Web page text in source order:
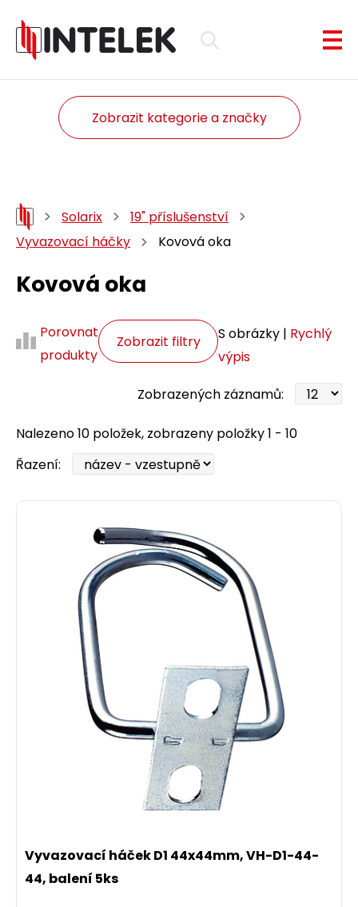
Zobrazit kategorie a značky
Solarix
19" příslušenství
Vyvazovací háčky
Kovová oka
Kovová oka
Porovnat
produkty
Zobrazit filtry S obrázky | Rychlý
výpis
Zobrazených záznamů:
Nalezeno 10 položek, zobrazeny položky 1 - 10
Řazení:
Vyvazovací háček D1 44x44mm, VH-D1-44-
44, balení 5ks